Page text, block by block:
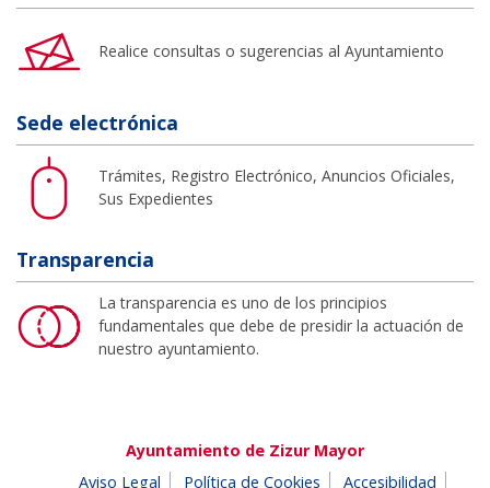
Realice consultas o sugerencias al Ayuntamiento
Sede electrónica
Trámites, Registro Electrónico, Anuncios Oficiales,
Sus Expedientes
Transparencia
La transparencia es uno de los principios
fundamentales que debe de presidir la actuación de
nuestro ayuntamiento.
Ayuntamiento de Zizur Mayor
Aviso Legal
Política de Cookies Accesibilidad